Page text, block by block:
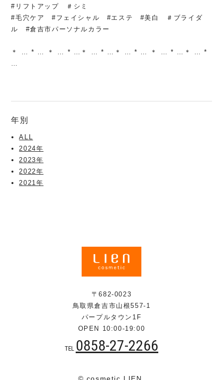
#リフトアップ ＃シミ
#毛穴ケア #フェイシャル #エステ #美白 ＃ブライダ
ル #倉吉市パーソナルカラー
＊ … * … ＊ … * …＊ … * …＊ … * … ＊ … * …＊ … *
年別
ALL
2024年
2023年
2022年
2021年
〒682-0023
鳥取県倉吉市山根557-1
パープルタウン1F
OPEN 10:00-19:00
TEL 0858-27-2266